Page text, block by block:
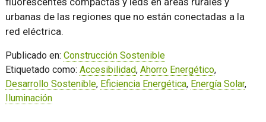
urbanas de las regiones que no están conectadas a la
red eléctrica.
Publicado en: Construcción Sostenible
Etiquetado como: Accesibilidad, Ahorro Energético,
Desarrollo Sostenible, Eficiencia Energética, Energía Solar,
Iluminación